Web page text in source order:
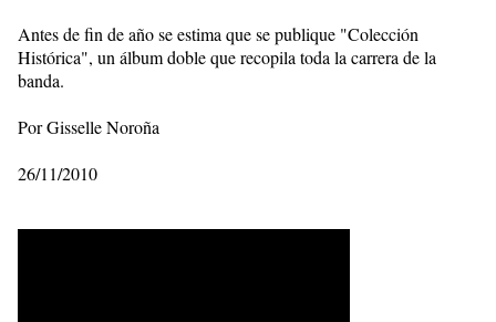
Antes de fin de año se estima que se publique "Colección
Histórica", un álbum doble que recopila toda la carrera de la
banda.
Por Gisselle Noroña
26/11/2010